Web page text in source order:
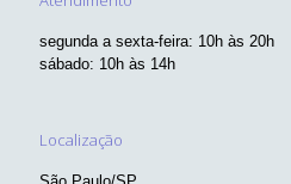
segunda a sexta-feira: 10h às 20h
sábado: 10h às 14h
Localização